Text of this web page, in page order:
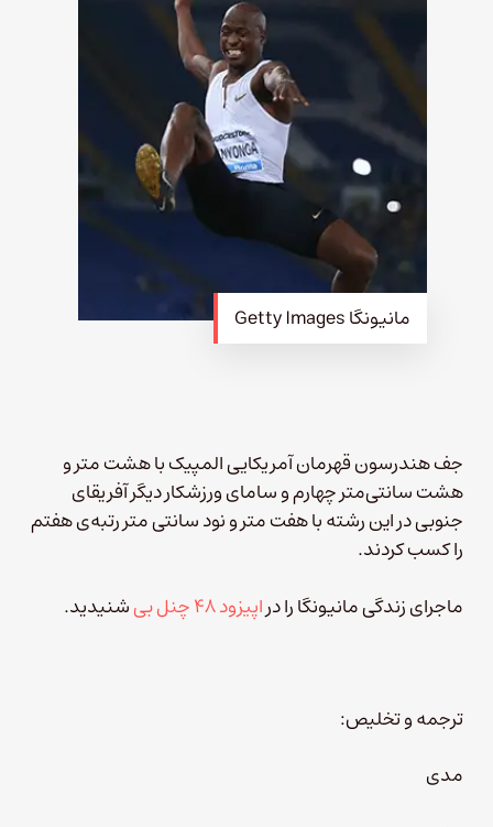
مانیونگا Getty Images
جف هندرسون قهرمان آمریکایی المپیک با هشت متر و
هشت سانتی‌متر چهارم و سامای ورزشکار دیگر آفریقای
جنوبی در این رشته با هفت متر و نود سانتی متر رتبه‌ی هفتم
را کسب کردند.
ماجرای زندگی مانیونگا را دراپیزود ۴۸ چنل بی شنیدید.
ترجمه و تخلیص:
مدی